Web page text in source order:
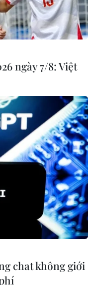
sức đề kháng
cho rằng yếu tố
chịu nhiều ảnh
- dịch COVID-19.
ngày 7/8: Việt
chat không giới